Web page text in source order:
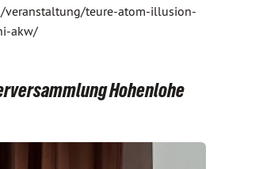
veranstaltung/teure-atom-illusion-
akw/
Hohenlohe